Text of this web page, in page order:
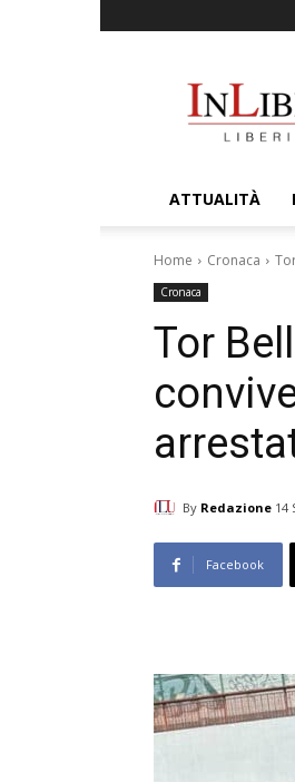
ATTUALITÀ
Home Cronaca
Cronaca
Tor
By Redazione 14
Facebook